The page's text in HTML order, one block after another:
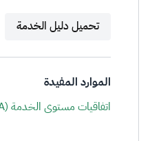
تحميل دليل الخدمة
الموارد المفيدة
اتفاقيات مستوى الخدمة (SLA)